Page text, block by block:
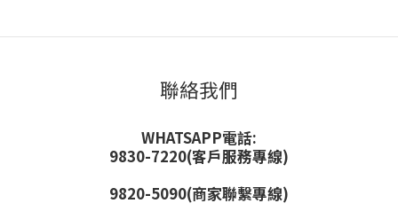
聯絡我們
WHATSAPP電話:
9830-7220(客戶服務專線)
9820-5090(商家聯繫專線)